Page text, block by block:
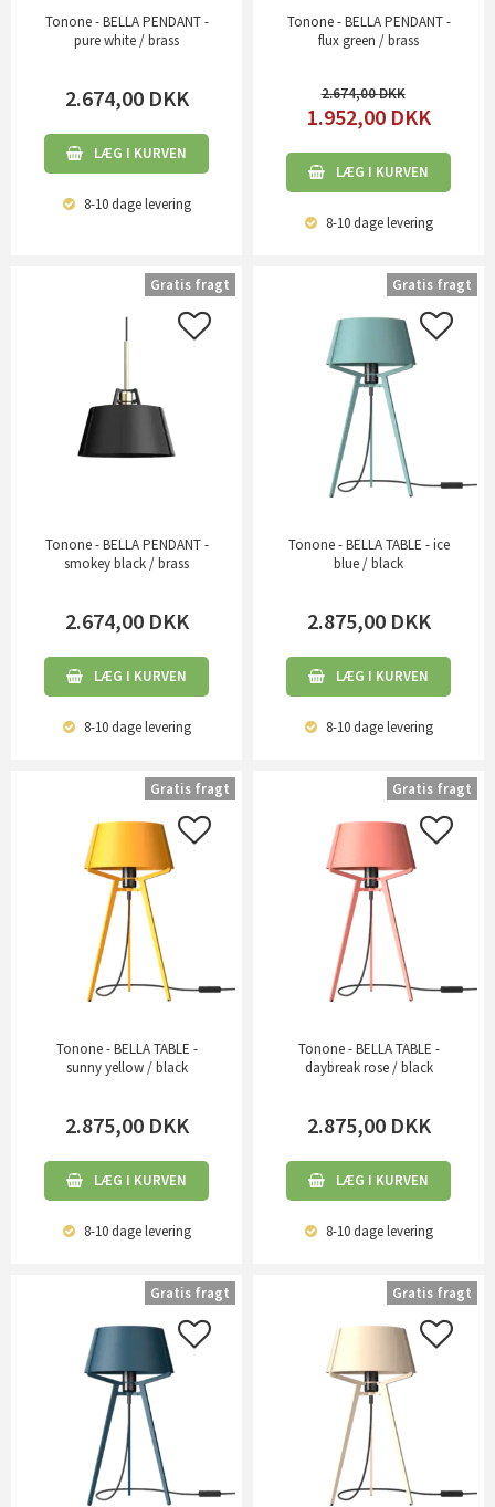
Tonone - BELLA PENDANT -
pure white / brass
2.674,00 DKK
LÆG I KURVEN
8-10 dagelevering
Tonone - BELLA PENDANT -
flux green / brass
2.674,00
1.952,00 DKK
LÆG I KURVEN
8-10 dagelevering
Tonone - BELLA PENDANT -
smokey black / brass
2.674,00 DKK
LÆG I KURVEN
8-10 dagelevering
Gratis fragt
Tonone - BELLA TABLE - ice
blue / black
2.875,00 DKK
LÆG I KURVEN
8-10 dagelevering
Gratis fragt
Tonone - BELLA TABLE -
sunny yellow / black
2.875,00 DKK
LÆG I KURVEN
8-10 dagelevering
Gratis fragt
Tonone - BELLA TABLE -
daybreak rose / black
2.875,00 DKK
LÆG I KURVEN
8-10 dagelevering
Gratis fragt
Gratis fragt Gratis fragt